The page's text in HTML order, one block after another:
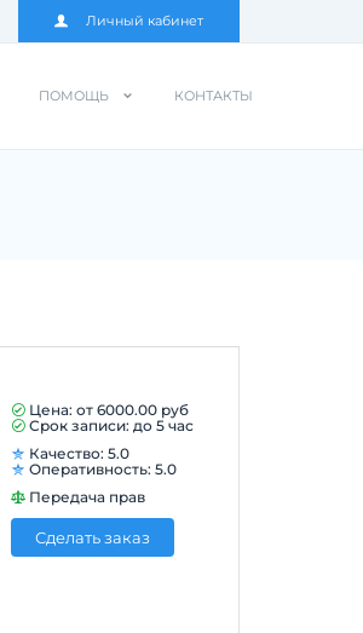
Личный кабинет
ПОМОЩЬ КОНТАКТЫ
Цена: от 6000.00 руб
Срок записи: до 5 час
Качество: 5.0
Оперативность: 5.0
Передача прав
Сделать заказ